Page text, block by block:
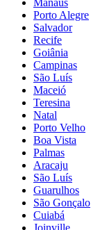
Porto Alegre
Salvador
Recife
Goiânia
Campinas
São Luís
Maceió
Teresina
Natal
Porto Velho
Boa Vista
Palmas
Aracaju
São Luís
Guarulhos
São Gonçalo
Cuiabá
Joinville